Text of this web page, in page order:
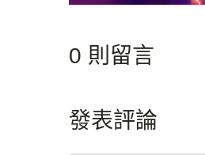
0 則留言
發表評論